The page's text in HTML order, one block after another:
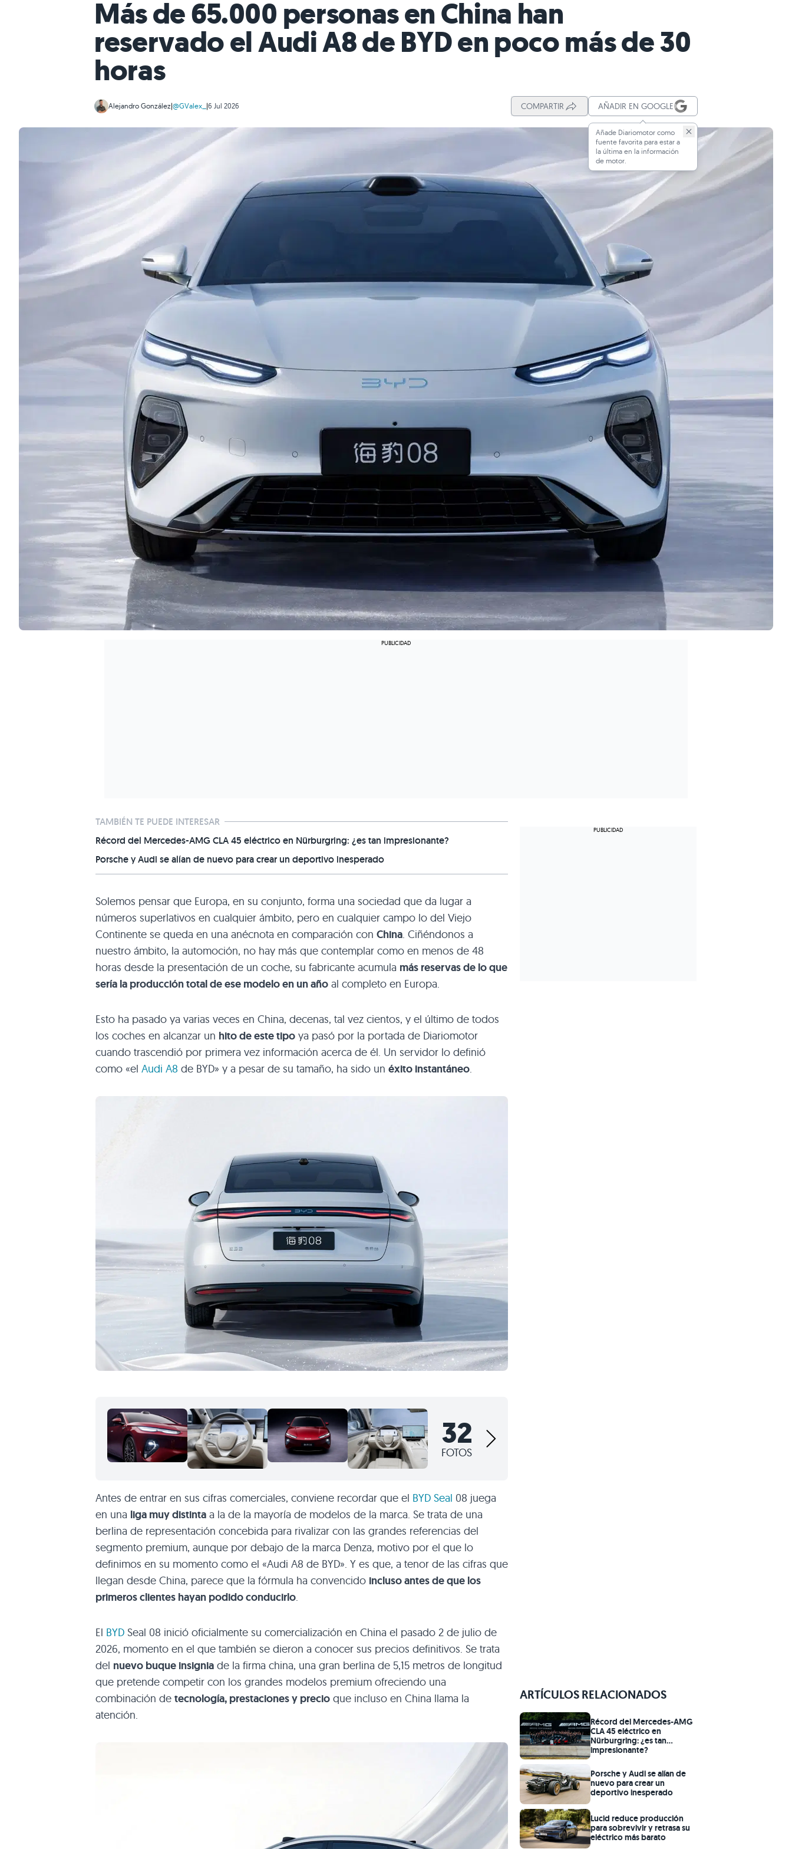
Más de 65.000 personas en China han
reservado el Audi A8 de BYD en poco más de 30
horas
Alejandro González|@GValex_ |6 Jul 2026 COMPARTIR AÑADIR EN GOOGLE
Añade Diariomotor como
fuente favorita para estar a
la última en la información
de motor.
TAMBIÉN TE PUEDE INTERESAR
Récord del Mercedes-AMG CLA 45 eléctrico en Nürburgring: ¿es tan impresionante?
Porsche y Audi se alían de nuevo para crear un deportivo inesperado
Solemos pensar que Europa, en su conjunto, forma una sociedad que da lugar a
números superlativos en cualquier ámbito, pero en cualquier campo lo del Viejo
Continente se queda en una anécnota en comparación con China. Ciñéndonos a
nuestro ámbito, la automoción, no hay más que contemplar como en menos de 48
horas desde la presentación de un coche, su fabricante acumula más reservas de lo que
sería la producción total de ese modelo en un año al completo en Europa.
Esto ha pasado ya varias veces en China, decenas, tal vez cientos, y el último de todos
los coches en alcanzar un hito de este tipo ya pasó por la portada de Diariomotor
cuando trascendió por primera vez información acerca de él. Un servidor lo definió
como «el Audi A8 de BYD» y a pesar de su tamaño, ha sido un éxito instantáneo.
32
FOTOS
Antes de entrar en sus cifras comerciales, conviene recordar que el BYD Seal 08 juega
en una liga muy distinta a la de la mayoría de modelos de la marca. Se trata de una
berlina de representación concebida para rivalizar con las grandes referencias del
segmento premium, aunque por debajo de la marca Denza, motivo por el que lo
definimos en su momento como el «Audi A8 de BYD». Y es que, a tenor de las cifras que
llegan desde China, parece que la fórmula ha convencido incluso antes de que los
primeros clientes hayan podido conducirlo.
El BYD Seal 08 inició oficialmente su comercialización en China el pasado 2 de julio de
2026, momento en el que también se dieron a conocer sus precios definitivos. Se trata
del nuevo buque insignia de la firma china, una gran berlina de 5,15 metros de longitud
que pretende competir con los grandes modelos premium ofreciendo una
combinación de tecnología, prestaciones y precio que incluso en China llama la
atención.
ARTÍCULOS RELACIONADOS
Récord del Mercedes-AMG
CLA 45 eléctrico en
Nürburgring: ¿es tan
impresionante?
Porsche y Audi se alían de
nuevo para crear un
deportivo inesperado
Lucid reduce producción
para sobrevivir y retrasa su
eléctrico más barato